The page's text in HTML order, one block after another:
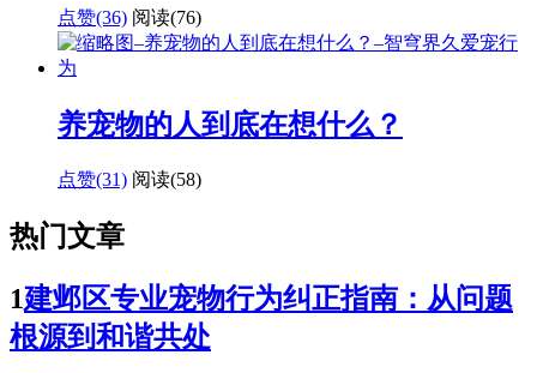
点赞(36) 阅读(76)
养宠物的人到底在想什么？
点赞(31) 阅读(58)
热门文章
1建邺区专业宠物行为纠正指南：从问题
根源到和谐共处